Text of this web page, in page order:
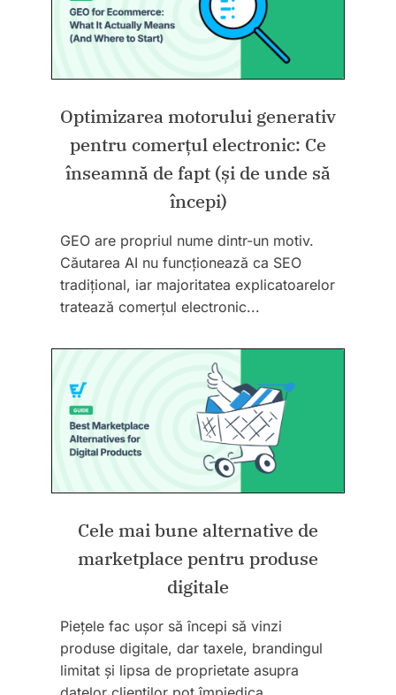
Optimizarea motorului generativ
pentru comerțul electronic: Ce
înseamnă de fapt (și de unde să
începi)
GEO are propriul nume dintr-un motiv.
Căutarea AI nu funcționează ca SEO
tradițional, iar majoritatea explicatoarelor
tratează comerțul electronic...
Cele mai bune alternative de
marketplace pentru produse
digitale
Piețele fac ușor să începi să vinzi
produse digitale, dar taxele, brandingul
limitat și lipsa de proprietate asupra